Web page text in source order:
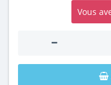
Vous